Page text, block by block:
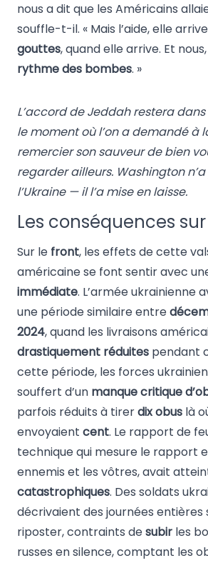
nous a dit que les Américains
souffle-t-il. « Mais l’aide, elle
gouttes, quand elle arrive. Et
rythme des bombes. »
L’accord de Jeddah restera
le moment où l’on a demandé à
remercier son sauveur de bien
regarder ailleurs. Washington
l’Ukraine — il l’a mise en laisse.
Les conséquences
Sur le front, les effets de cette
américaine se font sentir avec
immédiate. L’armée ukrainienne
une période similaire entre
2024, quand les livraisons
drastiquement réduites pendant
cette période, les forces
souffert d’un manque critique
parfois réduits à tirerdix obus là
envoyaient cent. Le rapport de
technique qui mesure le rapport
ennemis et les vôtres, avait
catastrophiques. Des soldats
décrivaient des journées entières
riposter, contraints desubir les
russes en silence, comptant les